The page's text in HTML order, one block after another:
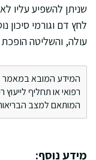
שניתן להשפיע עליו
לחץ דם וגורמי סיכון
עולה, והשליטה
המידע המובא במאמר
רפואי או תחליף לייעוץ
המותאם למצב
מידע נוסף: